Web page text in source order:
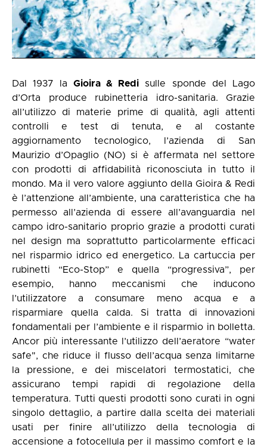
Dal 1937 la Gioira & Redi sulle sponde del Lago
d’Orta produce rubinetteria idro-sanitaria. Grazie
all’utilizzo di materie prime di qualità, agli attenti
controlli e test di tenuta, e al costante
aggiornamento tecnologico, l’azienda di San
Maurizio d’Opaglio (NO) si è affermata nel settore
con prodotti di affidabilità riconosciuta in tutto il
mondo. Ma il vero valore aggiunto della Gioira & Redi
è l’attenzione all’ambiente, una caratteristica che ha
permesso all’azienda di essere all’avanguardia nel
campo idro-sanitario proprio grazie a prodotti curati
nel design ma soprattutto particolarmente efficaci
nel risparmio idrico ed energetico. La cartuccia per
rubinetti “Eco-Stop” e quella “progressiva”, per
esempio, hanno meccanismi che inducono
l’utilizzatore a consumare meno acqua e a
risparmiare quella calda. Si tratta di innovazioni
fondamentali per l’ambiente e il risparmio in bolletta.
Ancor più interessante l’utilizzo dell’aeratore “water
safe", che riduce il flusso dell’acqua senza limitarne
la pressione, e dei miscelatori termostatici, che
assicurano tempi rapidi di regolazione della
temperatura. Tutti questi prodotti sono curati in ogni
singolo dettaglio, a partire dalla scelta dei materiali
usati per finire all’utilizzo della tecnologia di
accensione a fotocellula per il massimo comfort e la